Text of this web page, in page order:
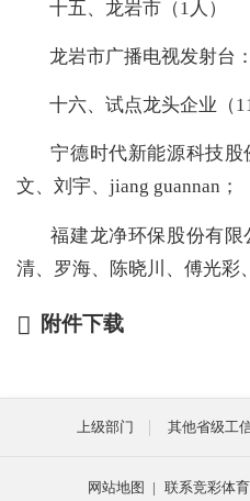
十五、龙岩市（1人）
龙岩市广播电视发射台
十六、试点龙头企业（
宁德时代新能源科技
文、刘宇、jiang guannan ；
福建龙净环保股份有限
清、罗海、陈晓川、傅光彩
附件下载
上级部门 其他省级工
网站地图 | 联系竞彩体育